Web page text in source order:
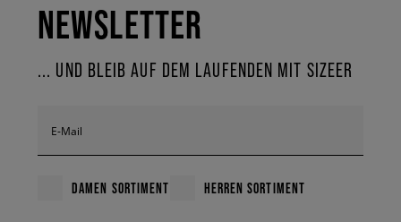
NEWSLETTER
... UND BLEIB AUF DEM LAUFENDEN MIT SIZEER
E-Mail
DAMEN SORTIMENT HERREN SORTIMENT